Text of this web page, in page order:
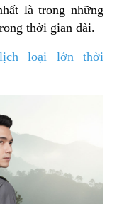
là trong những
thời gian dài.
loại lớn thời